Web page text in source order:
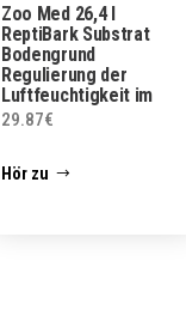
Zoo Med 26,4 l
ReptiBark Substrat
Bodengrund
Regulierung der
Luftfeuchtigkeit im
29.87€
Hör zu